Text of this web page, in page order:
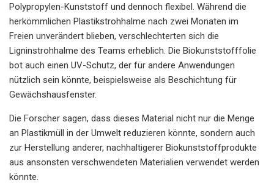
Polypropylen-Kunststoff und dennoch flexibel. Während die
herkömmlichen Plastikstrohhalme nach zwei Monaten im
Freien unverändert blieben, verschlechterten sich die
Ligninstrohhalme des Teams erheblich. Die Biokunststofffolie
bot auch einen UV-Schutz, der für andere Anwendungen
nützlich sein könnte, beispielsweise als Beschichtung für
Gewächshausfenster.
Die Forscher sagen, dass dieses Material nicht nur die Menge
an Plastikmüll in der Umwelt reduzieren könnte, sondern auch
zur Herstellung anderer, nachhaltigerer Biokunststoffprodukte
aus ansonsten verschwendeten Materialien verwendet werden
könnte.